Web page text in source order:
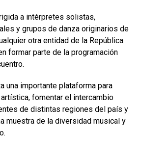
a intérpretes solistas,
y grupos de danza originarios de
otra entidad de la República
formar parte de la programación
una importante plataforma para
fomentar el intercambio
de distintas regiones del país y
muestra de la diversidad musical y